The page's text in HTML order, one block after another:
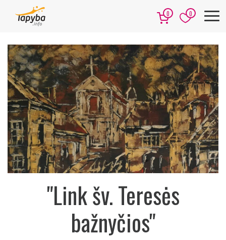
0 0
"Link šv. Teresės
bažnyčios"